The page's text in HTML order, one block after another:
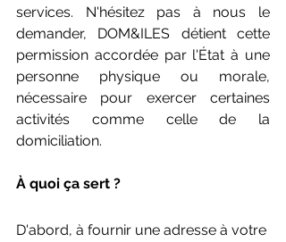
services. N'hésitez pas à nous le
demander, DOM&ILES détient cette
permission accordée par l'État à une
personne physique ou morale,
nécessaire pour exercer certaines
activités comme celle de la
domiciliation.
À quoi ça sert ?
D'abord, à fournir une adresse à votre